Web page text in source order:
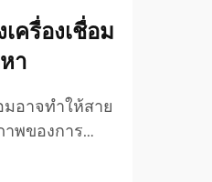
ครื่องเชื่อม
า
มอาจทำให้สาย
พของการ